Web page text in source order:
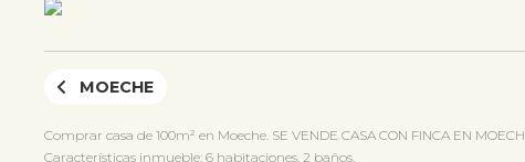
MOECHE
Comprar casa de 100m² en Moeche. SE VENDE CASA CON FINCA EN
Características inmueble: 6 habitaciones, 2 baños.